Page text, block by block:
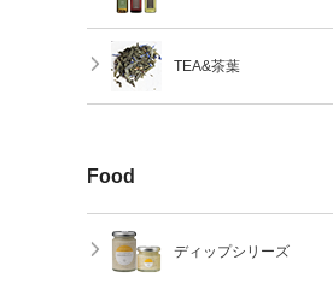
TEA&茶葉
Food
ディップシリーズ